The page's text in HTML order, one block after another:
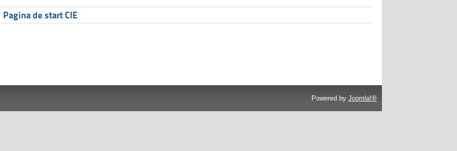
Pagina de start CIE
Powered by Joomla!®